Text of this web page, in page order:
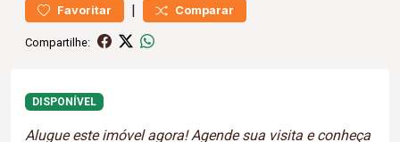
Favoritar | Comparar
Compartilhe:
DISPONÍVEL
Alugue este imóvel agora! Agende sua visita e conheça